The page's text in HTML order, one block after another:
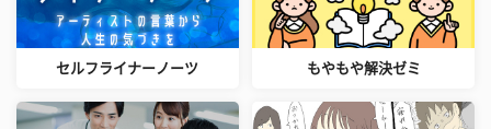
セルフライナーノーツ もやもや解決ゼミ